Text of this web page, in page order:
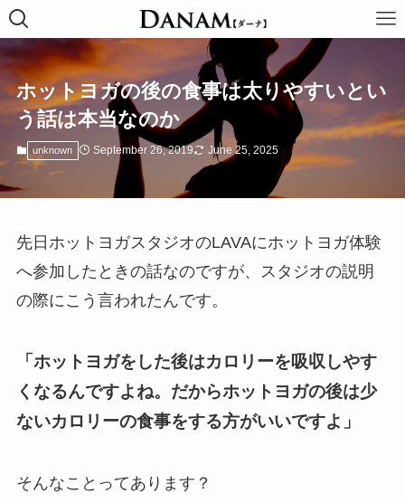
ホットヨガの後の食事は太りやすいとい
う話は本当なのか
unknown September 26, 2019 June 25, 2025
先日ホットヨガスタジオのLAVAにホットヨガ体験
へ参加したときの話なのですが、スタジオの説明
の際にこう言われたんです。
「ホットヨガをした後はカロリーを吸収しやす
くなるんですよね。だからホットヨガの後は少
ないカロリーの食事をする方がいいですよ」
そんなことってあります？